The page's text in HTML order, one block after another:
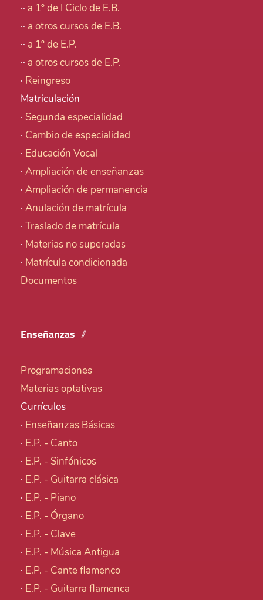
·· a 1º de I Ciclo de E.B.
·· a otros cursos de E.B.
·· a 1º de E.P.
·· a otros cursos de E.P.
· Reingreso
Matriculación
· Segunda especialidad
· Cambio de especialidad
· Educación Vocal
· Ampliación de enseñanzas
· Ampliación de permanencia
· Anulación de matrícula
· Traslado de matrícula
· Materias no superadas
· Matrícula condicionada
Documentos
Enseñanzas
Programaciones
Materias optativas
Currículos
· Enseñanzas Básicas
· E.P. - Canto
· E.P. - Sinfónicos
· E.P. - Guitarra clásica
· E.P. - Piano
· E.P. - Órgano
· E.P. - Clave
· E.P. - Música Antigua
· E.P. - Cante flamenco
· E.P. - Guitarra flamenca